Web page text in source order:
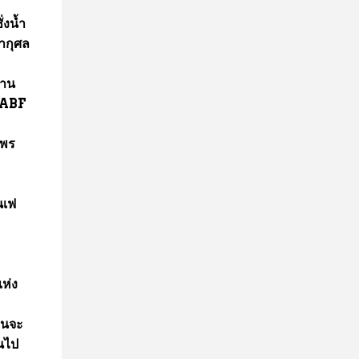
น้ำ
กุศล
น
ร
ฟ
ง
จะ
ไป